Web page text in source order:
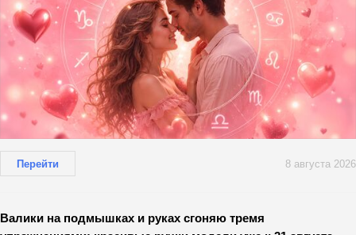
Перейти 8 августа 2026
Валики на подмышках и руках сгоняю тремя